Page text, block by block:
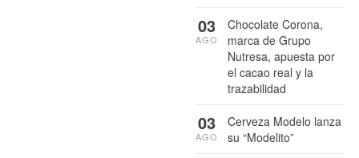
Chocolate Corona,
marca de Grupo
Nutresa, apuesta por
el cacao real y la
trazabilidad
03
AGO
Cerveza Modelo lanza
su “Modelito”
03
AGO